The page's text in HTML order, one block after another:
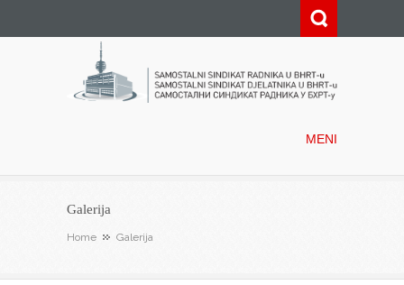
MENI
Galerija
Home Galerija